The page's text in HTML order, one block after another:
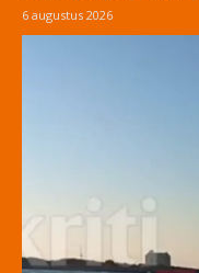
6 augustus 2026